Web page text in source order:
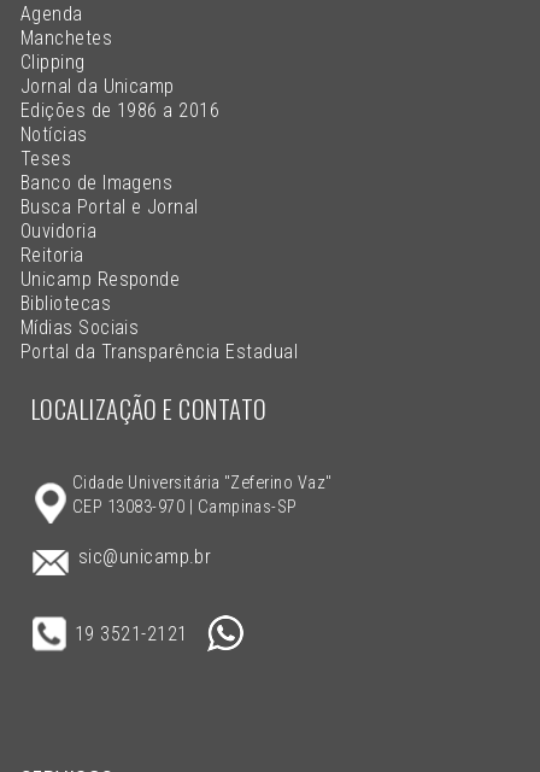
Agenda
Manchetes
Clipping
Jornal da Unicamp
Edições de 1986 a 2016
Notícias
Teses
Banco de Imagens
Busca Portal e Jornal
Ouvidoria
Reitoria
Unicamp Responde
Bibliotecas
Mídias Sociais
Portal da Transparência Estadual
LOCALIZAÇÃO E CONTATO
Cidade Universitária "Zeferino Vaz"
CEP 13083-970 | Campinas-SP
sic@unicamp.br
19 3521-2121